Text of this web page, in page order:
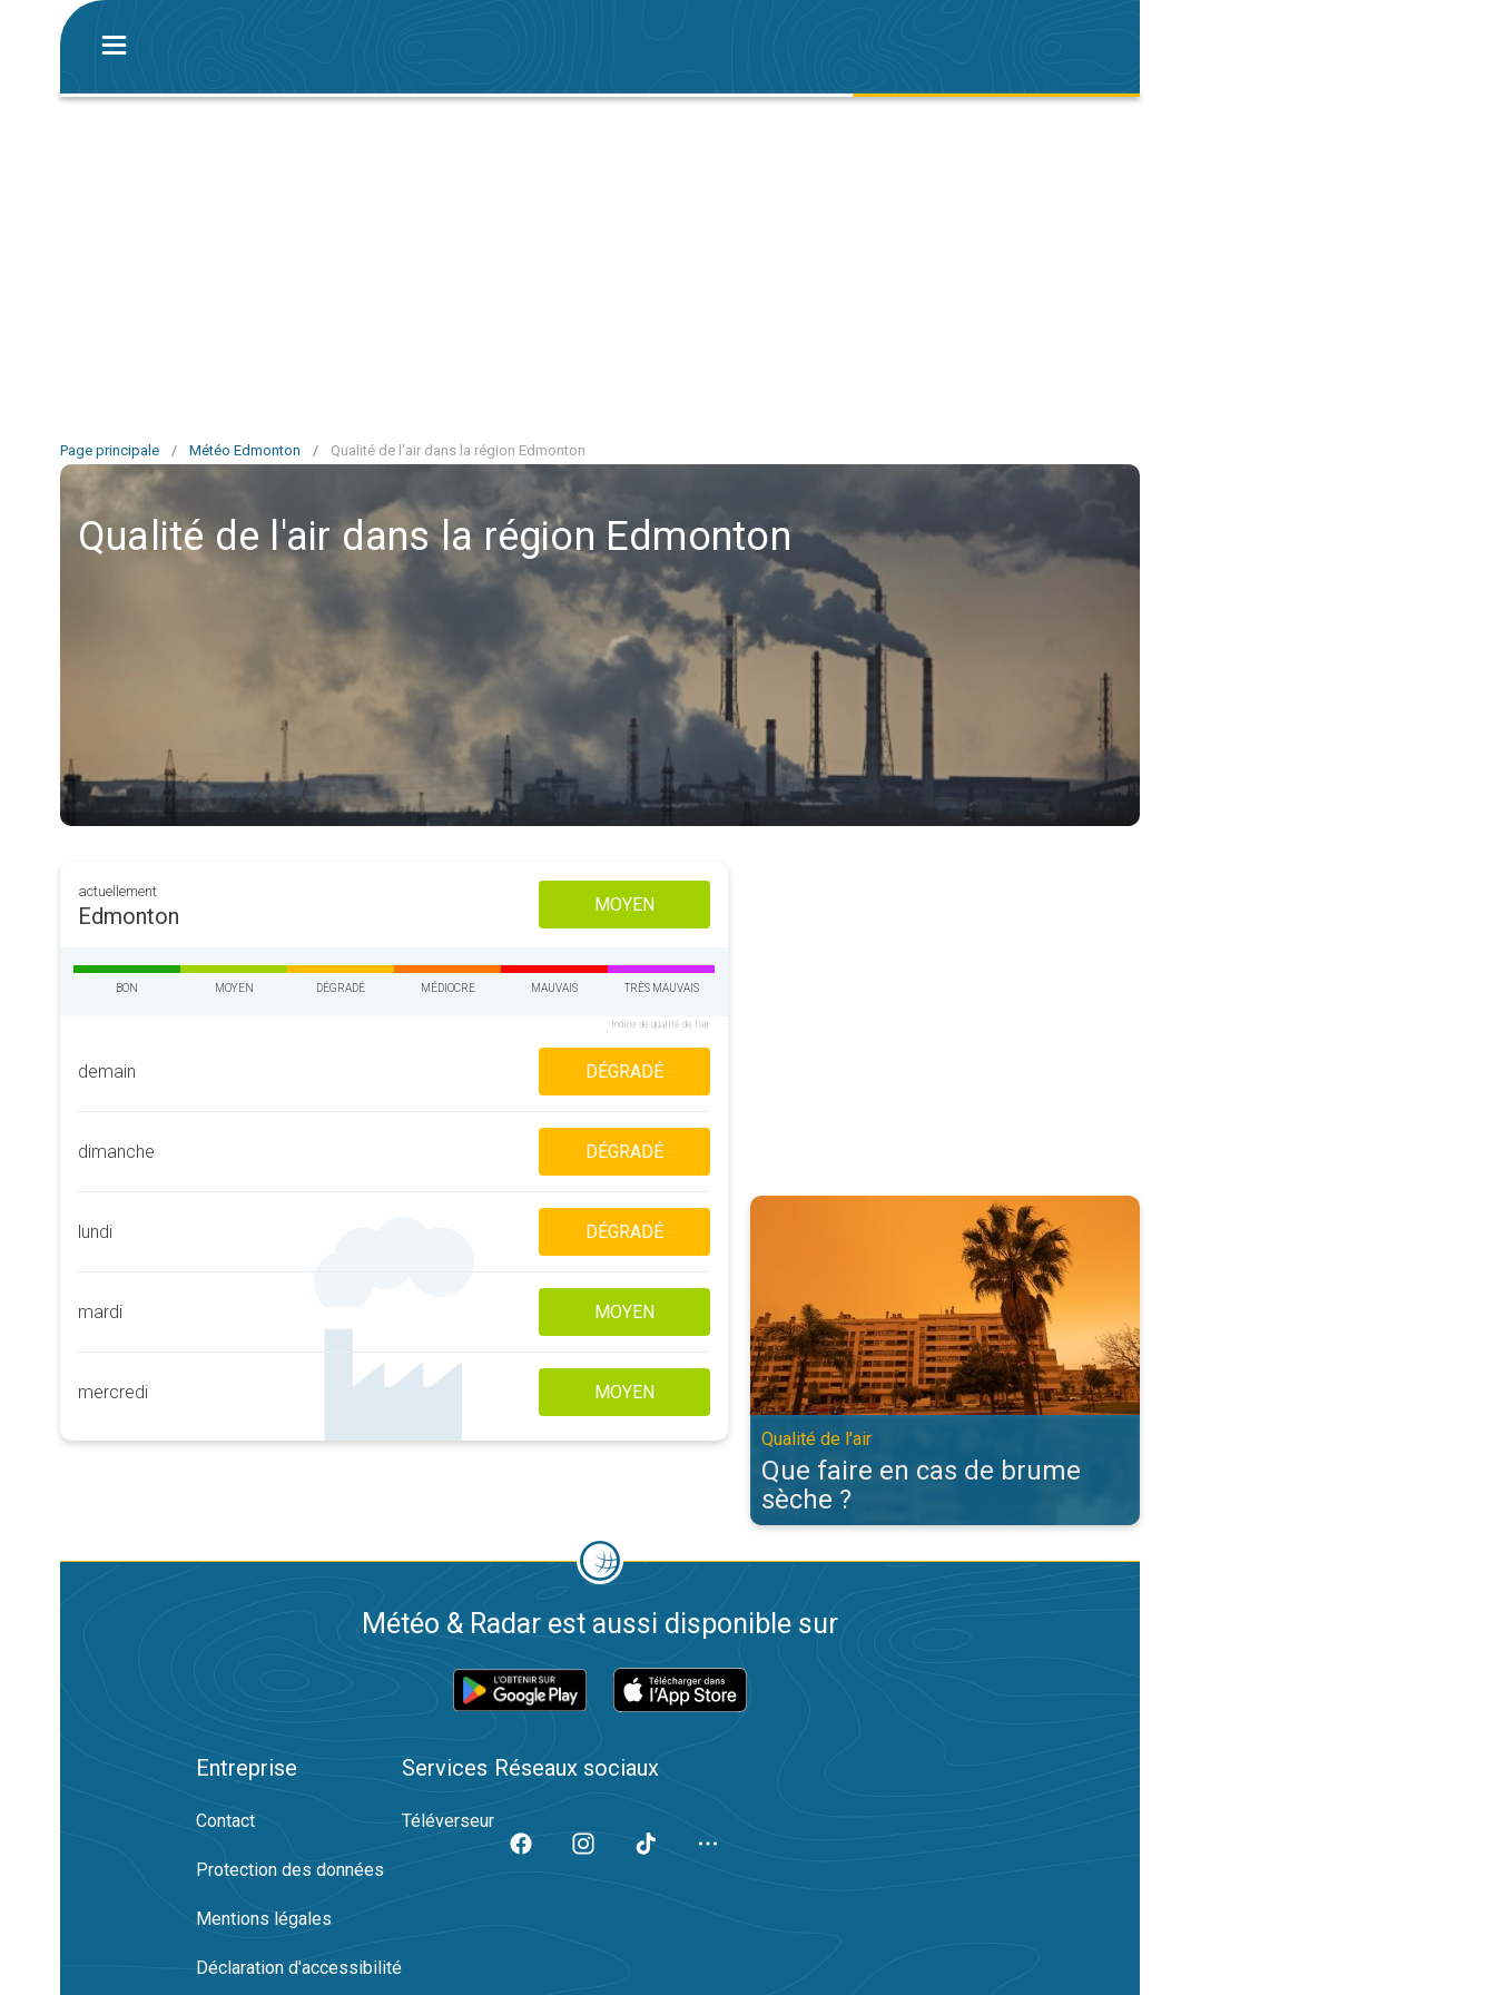
Page principale / Météo Edmonton / Qualité de l'air dans la région Edmonton
Qualité de l'air dans la région Edmonton
actuellement
Edmonton MOYEN
BON MOYEN DÉGRADÉ MÉDIOCRE MAUVAIS TRÈS MAUVAIS
Indice de qualité de l'air
demain DÉGRADÉ
dimanche DÉGRADÉ
lundi DÉGRADÉ
mardi MOYEN
mercredi MOYEN
Que faire en cas de brume sèche ?. Qualité de l'air. . .
Qualité de l'air
Que faire en cas de brume
sèche ?
Météo & Radar est aussi disponible sur
Entreprise
Contact
Protection des données
Mentions légales
Déclaration d'accessibilité
Services
Téléverseur
Réseaux sociaux